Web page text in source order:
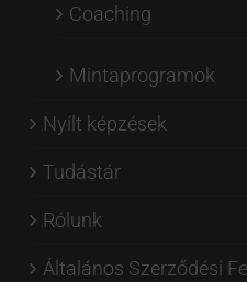
Coaching
Mintaprogramok
Nyílt képzések
Tudástár
Rólunk
Általános Szerződési